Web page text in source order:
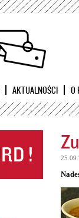
AKTUALNOŚCI O